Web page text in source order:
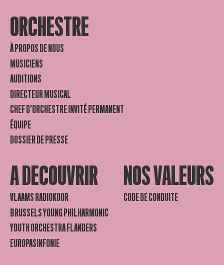
ORCHESTRE
À PROPOS DE NOUS
MUSICIENS
AUDITIONS
DIRECTEUR MUSICAL
CHEF D’ORCHESTRE INVITÉ PERMANENT
ÉQUIPE
DOSSIER DE PRESSE
A DECOUVRIR
VLAAMS RADIOKOOR
BRUSSELS YOUNG PHILHARMONIC
YOUTH ORCHESTRA FLANDERS
EUROPASINFONIE
NOS VALEURS
CODE DE CONDUITE